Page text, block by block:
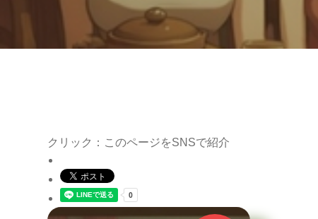
クリック：このページをSNSで紹介